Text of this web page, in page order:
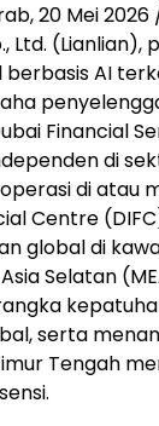
20 Mei
Ltd. (Lianlian),
AI
Financial
di
di atau
Centre
global di
Selatan
serta
Tengah